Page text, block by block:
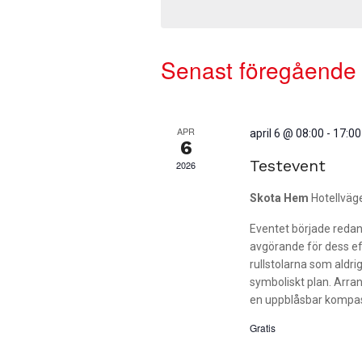
Senast
APR
6
2026
april 6 @ 08:00 - 17:00
Testevent
Skota Hem
Eventet började
avgörande för dess
rullstolarna som
symboliskt plan.
en uppblåsbar
Gratis